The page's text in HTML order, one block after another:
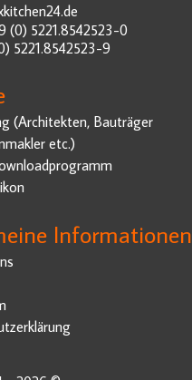
(0) 5221.8542523-0
5221.8542523-9
(Architekten, Bauträger
etc.)
Informationen